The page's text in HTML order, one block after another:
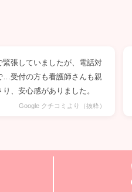
緊張していましたが、電話対
…受付の方も看護師さんも親
、安心感がありました。
Google クチコミより（抜粋）